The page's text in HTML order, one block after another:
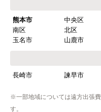
熊本市 中央区
南区
北区
玉名市
山鹿市
長崎市 諫早市
※一部地域については遠方出張
す。